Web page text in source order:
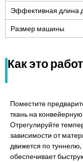
Эффективная длина
Размер машины
Как это
Поместите
ткань на
Отрегулируйте
зависимости от
движется по туннелю,
обеспечивает